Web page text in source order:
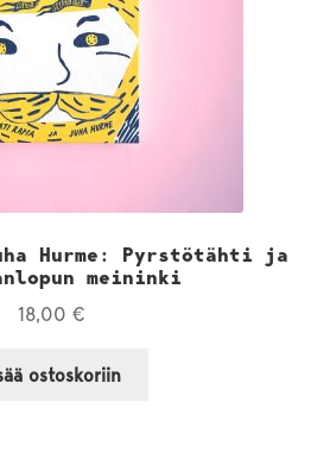
Hurme: Pyrstötähti ja
meininki
18,00 €
ostoskoriin